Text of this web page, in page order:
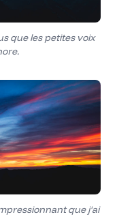
que les petites voix
que j'ai